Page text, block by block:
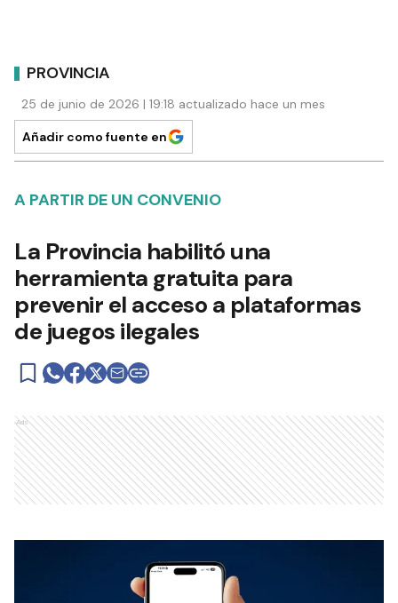
PROVINCIA
25 de junio de 2026 | 19:18 actualizado hace un mes
Añadir como fuente en
A PARTIR DE UN CONVENIO
La Provincia habilitó una
herramienta gratuita para
prevenir el acceso a plataformas
de juegos ilegales
Ads